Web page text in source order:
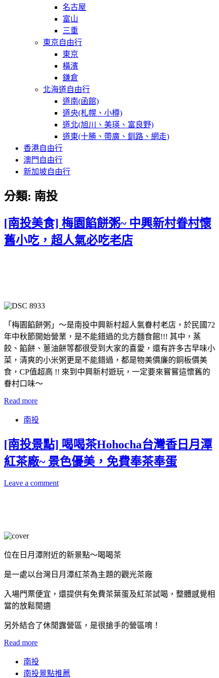
名古屋
富山
三重
東京自由行
東京
橫濱
鎌倉
北海道自由行
道南(函館)
道央(札幌、小樽)
道北(旭川、美瑛、富良野)
道東(十勝、帶廣、釧路、網走)
香港自由行
澳門自由行
新加坡自由行
分類: 南投
[南投美食] 梅園餡餅粥~ 中興新村眷村懷
舊小吃，超人氣必吃老店
「梅園餡餅粥」～是南投中興新村超人氣眷村老店，於民國72
年中秋節開始營業，是不能錯過的北方麵食館!!! 其中，蒸
餃、餡餅、蔥油餅等都很受到大家的喜愛，還有許多古早味小
菜，清爽的小米粥更是不能錯過，都是物美價廉的銅板價美
食，CP值超高 !! 來到中興新村遊玩，一定要來嘗嘗這懷舊的
眷村口味～
Read more
南投
[南投景點] 喝喝茶Hohocha台灣香日月潭
紅茶廠~ 景色優美，免費奉茶奉蛋
Leave a comment
位在日月潭附近的新景點～喝喝茶
是一處以台灣日月潭紅茶為主題的觀光茶廠
入場門票便宜，還提供有免費茶葉蛋及紅茶試喝，整體感覺相
當的放鬆閒適
另外結合了休閒露營區，是很搶手的營區唷！
Read more
南投
南投景點推薦